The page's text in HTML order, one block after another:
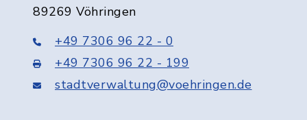
89269 Vöhringen
+49 7306 96 22 - 0
+49 7306 96 22 - 199
stadtverwaltung@voehringen.de